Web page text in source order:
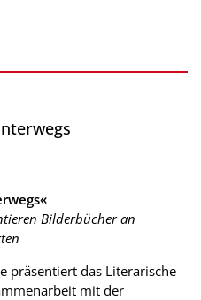
Bilderbücher an
präsentiert das Literarische
mit der